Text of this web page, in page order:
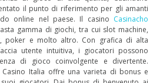
il punto di riferimento per gli amanti
online nel paese. Il casino Casinacho
gamma di giochi, tra cui slot machine,
poker e molto altro. Con grafica di alta
utente intuitiva, i giocatori possono
di gioco coinvolgente e divertente.
Casino Italia offre una varieta di bonus e